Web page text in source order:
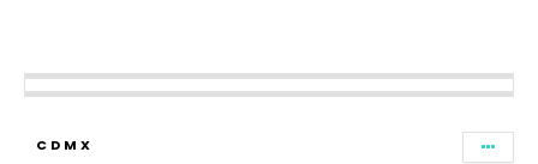
CDMX